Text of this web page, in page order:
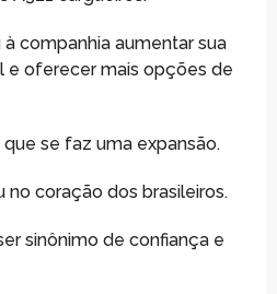
companhia aumentar sua
e oferecer mais opções de
se faz uma expansão.
coração dos brasileiros.
sinônimo de confiança e